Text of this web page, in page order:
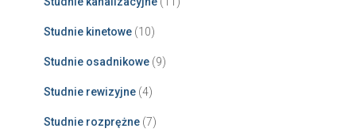
Studnie kinetowe (10)
Studnie osadnikowe (9)
Studnie rewizyjne (4)
Studnie rozprężne (7)